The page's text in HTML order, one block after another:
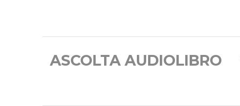
ASCOLTA AUDIOLIBRO